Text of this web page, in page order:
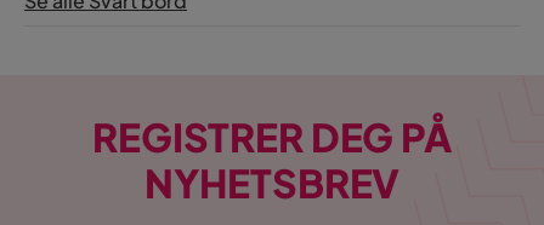
REGISTRER DEG PÅ
NYHETSBREV